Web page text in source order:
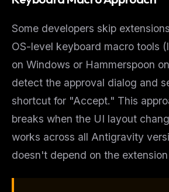
Some developers skip
OS-level keyboard macro tools
on Windows or Hammerspoon
detect the approval dialog and
shortcut for "Accept." This
breaks when the UI layout
works across all Antigravity
doesn't depend on the